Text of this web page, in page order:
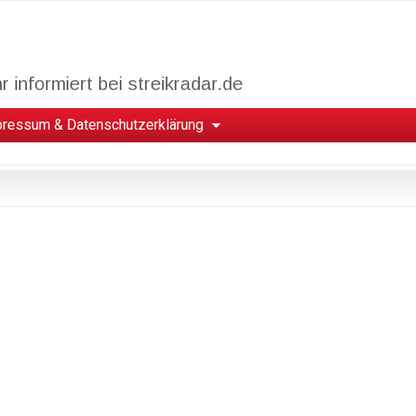
informiert bei streikradar.de
& Datenschutzerklärung